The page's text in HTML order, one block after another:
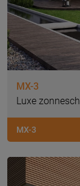
MX-3
Luxe
MX-3